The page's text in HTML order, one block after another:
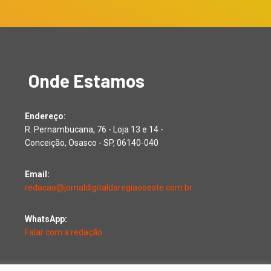
Onde Estamos
Endereço:
R. Pernambucana, 76 - Loja 13 e 14 -
Conceição, Osasco - SP, 06140-040
Email:
redacao@jornaldigitaldaregiaooeste.com.br
WhatsApp:
Falar com a redação